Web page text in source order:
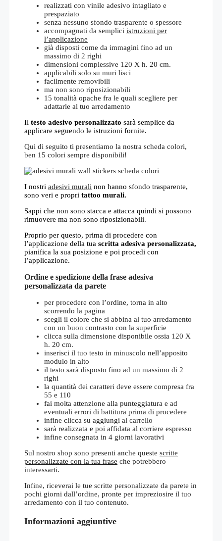
realizzati con vinile adesivo intagliato e
prespaziato
senza nessuno sfondo trasparente o spessore
accompagnati da semplici istruzioni per
l’applicazione
già disposti come da immagini fino ad un
massimo di 2 righi
dimensioni complessive 120 X h. 20 cm.
applicabili solo su muri lisci
facilmente removibili
ma non sono riposizionabili
15 tonalità opache fra le quali scegliere per
adattarle al tuo arredamento
Il testo adesivo personalizzato sarà semplice da
applicare seguendo le istruzioni fornite.
Qui di seguito ti presentiamo la nostra scheda colori,
ben 15 colori sempre disponibili!
I nostri adesivi murali non hanno sfondo trasparente,
sono veri e propri tattoo murali.
Sappi che non sono stacca e attacca quindi si possono
rimuovere ma non sono riposizionabili.
Proprio per questo, prima di procedere con
l’applicazione della tua scritta adesiva personalizzata,
pianifica la sua posizione e poi procedi con
l’applicazione.
Ordine e spedizione della frase adesiva
personalizzata da parete
per procedere con l’ordine, torna in alto
scorrendo la pagina
scegli il colore che si abbina al tuo arredamento
con un buon contrasto con la superficie
clicca sulla dimensione disponibile ossia 120 X
h. 20 cm.
inserisci il tuo testo in minuscolo nell’apposito
modulo in alto
il testo sarà disposto fino ad un massimo di 2
righi
la quantità dei caratteri deve essere compresa fra
55 e 110
fai molta attenzione alla punteggiatura e ad
eventuali errori di battitura prima di procedere
infine clicca su aggiungi al carrello
sarà realizzata e poi affidata al corriere espresso
infine consegnata in 4 giorni lavorativi
Sul nostro shop sono presenti anche queste scritte
personalizzate con la tua frase che potrebbero
interessarti.
Infine, riceverai le tue scritte personalizzate da parete in
pochi giorni dall’ordine, pronte per impreziosire il tuo
arredamento con il tuo contenuto.
Informazioni aggiuntive